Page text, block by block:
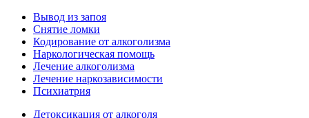
Вывод из запоя
Снятие ломки
Кодирование от алкоголизма
Наркологическая помощь
Лечение алкоголизма
Лечение наркозависимости
Психиатрия
Детоксикация от алкоголя